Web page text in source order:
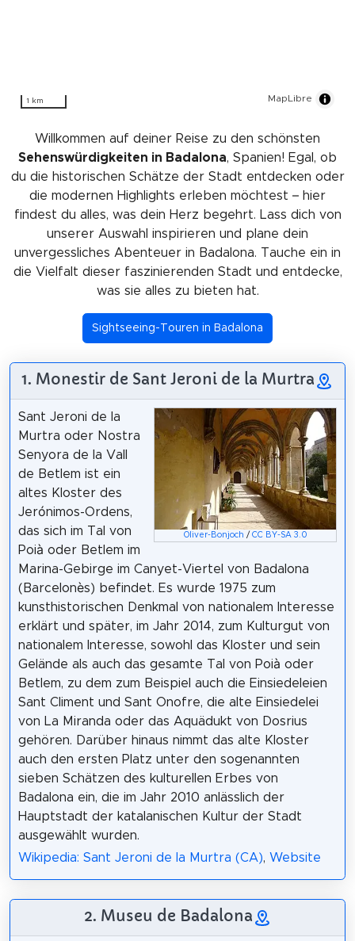
1 km MapLibre
Willkommen auf deiner Reise zu den schönsten
Sehenswürdigkeiten in Badalona, Spanien! Egal, ob
du die historischen Schätze der Stadt entdecken oder
die modernen Highlights erleben möchtest – hier
findest du alles, was dein Herz begehrt. Lass dich von
unserer Auswahl inspirieren und plane dein
unvergessliches Abenteuer in Badalona. Tauche ein in
die Vielfalt dieser faszinierenden Stadt und entdecke,
was sie alles zu bieten hat.
Sightseeing-Touren in Badalona
1. Monestir de Sant Jeroni de la Murtra
Oliver-Bonjoch / CC BY-SA 3.0
Sant Jeroni de la
Murtra oder Nostra
Senyora de la Vall
de Betlem ist ein
altes Kloster des
Jerónimos-Ordens,
das sich im Tal von
Poià oder Betlem im
Marina-Gebirge im Canyet-Viertel von Badalona
(Barcelonès) befindet. Es wurde 1975 zum
kunsthistorischen Denkmal von nationalem Interesse
erklärt und später, im Jahr 2014, zum Kulturgut von
nationalem Interesse, sowohl das Kloster und sein
Gelände als auch das gesamte Tal von Poià oder
Betlem, zu dem zum Beispiel auch die Einsiedeleien
Sant Climent und Sant Onofre, die alte Einsiedelei
von La Miranda oder das Aquädukt von Dosrius
gehören. Darüber hinaus nimmt das alte Kloster
auch den ersten Platz unter den sogenannten
sieben Schätzen des kulturellen Erbes von
Badalona ein, die im Jahr 2010 anlässlich der
Hauptstadt der katalanischen Kultur der Stadt
ausgewählt wurden.
Wikipedia: Sant Jeroni de la Murtra (CA), Website
2. Museu de Badalona